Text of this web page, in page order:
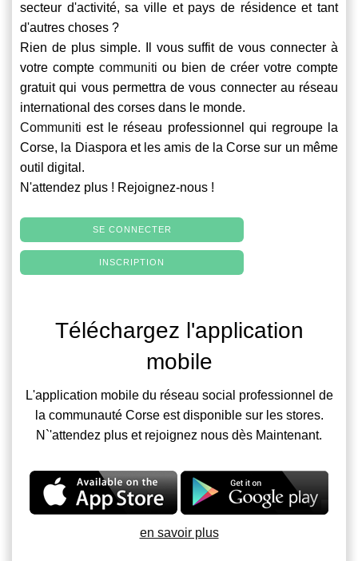
secteur d'activité, sa ville et pays de résidence et tant
d'autres choses ?
Rien de plus simple. Il vous suffit de vous connecter à
votre compte communiti ou bien de créer votre compte
gratuit qui vous permettra de vous connecter au réseau
international des corses dans le monde.
Communiti est le réseau professionnel qui regroupe la
Corse, la Diaspora et les amis de la Corse sur un même
outil digital.
N'attendez plus ! Rejoignez-nous !
SE CONNECTER
INSCRIPTION
Téléchargez l'application
mobile
L'application mobile du réseau social professionnel de
la communauté Corse est disponible sur les stores.
N`'attendez plus et rejoignez nous dès Maintenant.
en savoir plus